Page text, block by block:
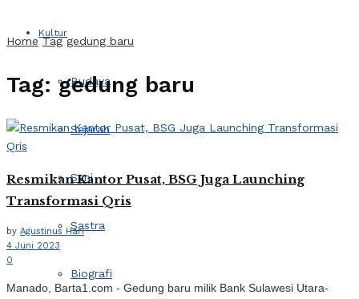
Kultur
Budaya
Sejarah
Seni
Sastra
Biografi
Home Tag gedung baru
Tag:gedung baru
Resmikan Kantor Pusat, BSG Juga Launching
Transformasi Qris
by Agustinus Hari
4 Juni 2023
0
Manado, Barta1.com - Gedung baru milik Bank Sulawesi Utara-